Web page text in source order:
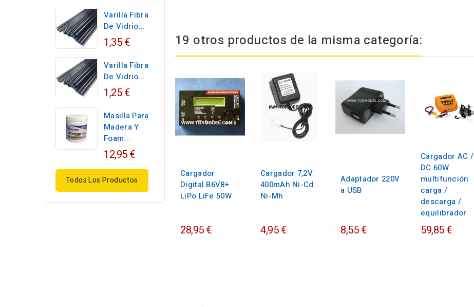
Varilla Fibra
De Vidrio...
1,35 €
Varilla Fibra
De Vidrio...
1,25 €
Masilla Para
Madera Y
Foam...
12,95 €
Todos Los Productos
19 otros productos de la misma categoría:
Cargador
Digital B6V8+
LiPo LiFe 50W
28,95 €
Cargador 7,2V
400mAh Ni-Cd
Ni-Mh
4,95 €
Adaptador 220V
a USB
8,55 €
Cargador AC /
DC 60W
multifunción
carga /
descarga /
equilibrador
59,85 €